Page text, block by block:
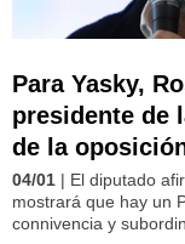
Para Yasky,
presidente de
de la
04/01 | El diputado
mostrará que hay un
connivencia y